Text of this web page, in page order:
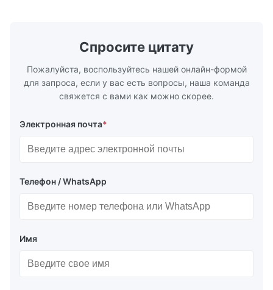
Спросите цитату
Пожалуйста, воспользуйтесь нашей онлайн-формой
для запроса, если у вас есть вопросы, наша команда
свяжется с вами как можно скорее.
Электронная почта*
Телефон / WhatsApp
Имя